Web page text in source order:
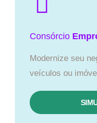
Consórcio
Modernize seu
veículos ou